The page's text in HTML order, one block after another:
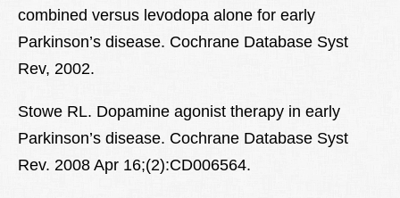
combined versus levodopa alone for early
Parkinson’s disease. Cochrane Database Syst
Rev, 2002.
Stowe RL. Dopamine agonist therapy in early
Parkinson’s disease. Cochrane Database Syst
Rev. 2008 Apr 16;(2):CD006564.